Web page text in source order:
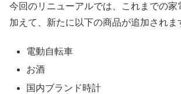
今回のリニューアルでは、これまでの家
加えて、新たに以下の商品が追加されま
電動自転車
お酒
国内ブランド時計